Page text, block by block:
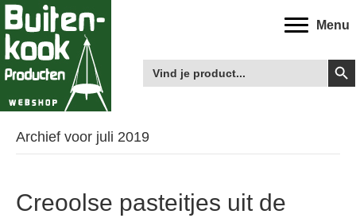
Menu
Zoek
naar:
Archief voor juli 2019
Creoolse pasteitjes uit de